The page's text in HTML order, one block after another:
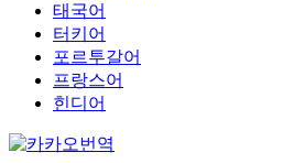
태국어
터키어
포르투갈어
프랑스어
힌디어